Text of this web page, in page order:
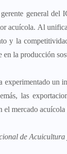
general
acuícola. Al
y la
en la producción
un
las
mercado
de Acuicultura